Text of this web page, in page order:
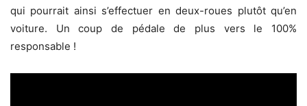
qui pourrait ainsi s’effectuer en deux-roues plutôt qu’en
voiture. Un coup de pédale de plus vers le 100%
responsable !